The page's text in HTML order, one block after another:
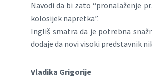
Navodi da bi zato “pronalaženje
kolosijek napretka”.
Ingliš smatra da je potrebna
dodaje da novi visoki predstavnik
Vladika Grigorije